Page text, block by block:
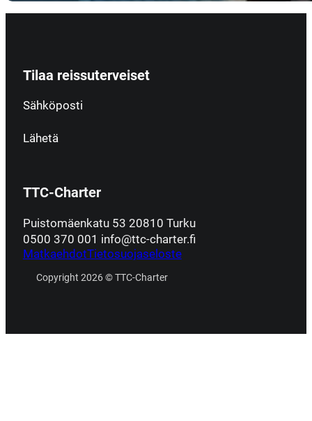
Tilaa reissuterveiset
Section
Sähköposti
Lähetä
TTC-Charter
Puistomäenkatu 53 20810 Turku
0500 370 001 info@ttc-charter.fi
MatkaehdotTietosuojaseloste
Copyright 2026 © TTC-Charter